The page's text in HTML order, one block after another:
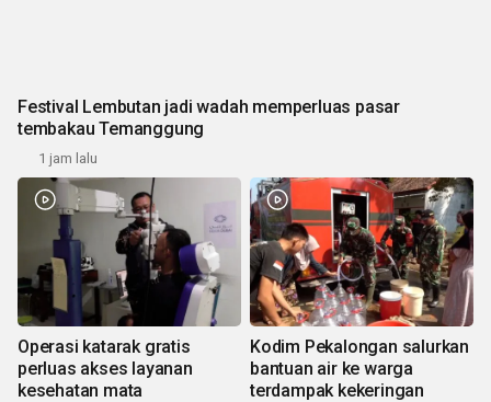
Festival Lembutan jadi wadah memperluas pasar
tembakau Temanggung
1 jam lalu
Operasi katarak gratis
perluas akses layanan
kesehatan mata
Kodim Pekalongan salurkan
bantuan air ke warga
terdampak kekeringan